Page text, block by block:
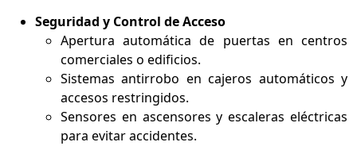
Seguridad y Control de Acceso
Apertura automática de puertas en centros
comerciales o edificios.
Sistemas antirrobo en cajeros automáticos y
accesos restringidos.
Sensores en ascensores y escaleras eléctricas
para evitar accidentes.